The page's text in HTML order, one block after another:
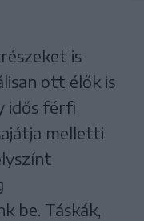
is
ott élők is
idős férfi
melletti
be. Táskák,